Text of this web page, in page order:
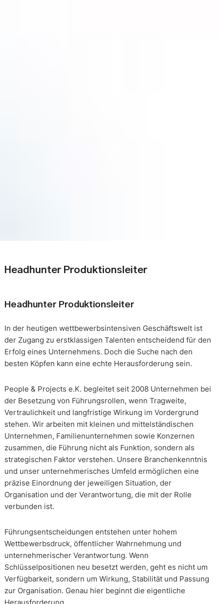
Headhunter Produktionsleiter
Headhunter Produktionsleiter
In der heutigen wettbewerbsintensiven Geschäftswelt ist
der Zugang zu erstklassigen Talenten entscheidend für den
Erfolg eines Unternehmens. Doch die Suche nach den
besten Köpfen kann eine echte Herausforderung sein.
People & Projects e.K. begleitet seit 2008 Unternehmen bei
der Besetzung von Führungsrollen, wenn Tragweite,
Vertraulichkeit und langfristige Wirkung im Vordergrund
stehen. Wir arbeiten mit kleinen und mittelständischen
Unternehmen, Familienunternehmen sowie Konzernen
zusammen, die Führung nicht als Funktion, sondern als
strategischen Faktor verstehen. Unsere Branchenkenntnis
und unser unternehmerisches Umfeld ermöglichen eine
präzise Einordnung der jeweiligen Situation, der
Organisation und der Verantwortung, die mit der Rolle
verbunden ist.
Führungsentscheidungen entstehen unter hohem
Wettbewerbsdruck, öffentlicher Wahrnehmung und
unternehmerischer Verantwortung. Wenn
Schlüsselpositionen neu besetzt werden, geht es nicht um
Verfügbarkeit, sondern um Wirkung, Stabilität und Passung
zur Organisation. Genau hier beginnt die eigentliche